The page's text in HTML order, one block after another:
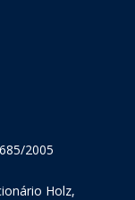
2005
Holz,